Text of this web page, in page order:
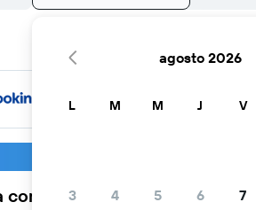
viajera elige KAYAK
agosto 2026
L M M J V
3 4 5 6 7